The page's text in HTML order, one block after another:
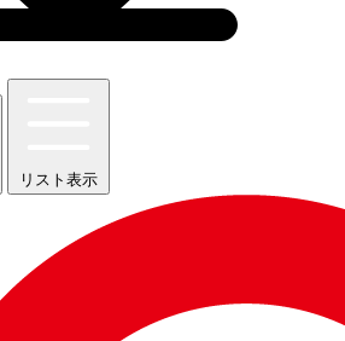
リスト表示